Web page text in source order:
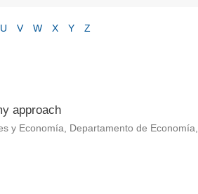
U V W X Y Z
approach
y Economía, Departamento de Economía,